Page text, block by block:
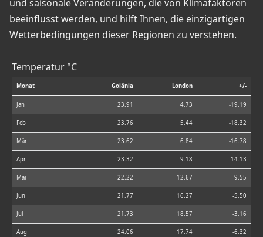
und saisonale Veränderungen, die von Klimafaktoren
beeinflusst werden, und hilft Ihnen, die einzigartigen
Wetterbedingungen dieser Regionen zu verstehen.
Temperatur °C
Monat Goiânia London +/-
Jan 23.91 4.73 -19.19
Feb 23.76 5.44 -18.32
Mär 23.62 6.84 -16.78
Apr 23.32 9.18 -14.13
Mai 22.22 12.67 -9.55
Jun 21.77 16.27 -5.50
Jul 21.73 18.57 -3.16
Aug 24.06 17.74 -6.32